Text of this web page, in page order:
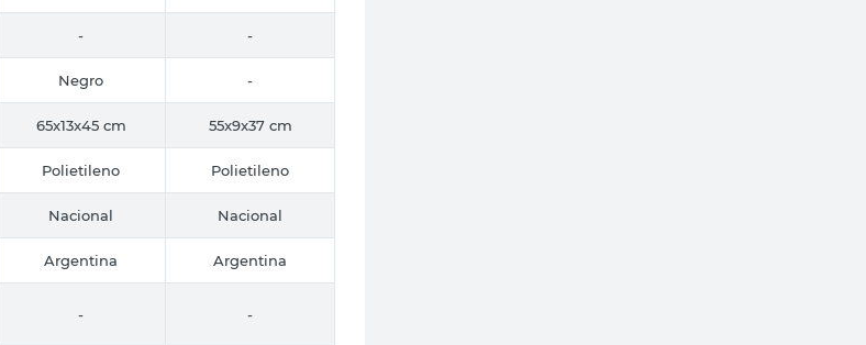
- -
Negro -
65x13x45 cm 55x9x37 cm
Polietileno Polietileno
Nacional Nacional
Argentina Argentina
- -